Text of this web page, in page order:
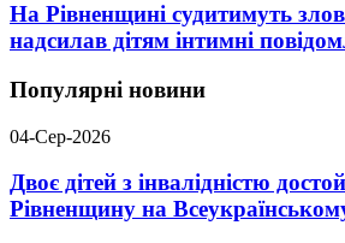
На Рівненщині судитимуть
надсилав дітям інтимні
Популярні новини
04-Сер-2026
Двоє дітей з інвалідністю
Рівненщину на